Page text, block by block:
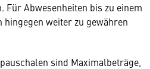
Abwesenheiten bis zu einem
hingegen weiter zu gewähren
sind Maximalbeträge,